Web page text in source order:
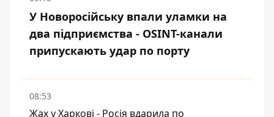
У Новоросійську впали уламки на
два підприємства - OSINT-канали
припускають удар по порту
08:53
Жах у Харкові - Росія вдарила по